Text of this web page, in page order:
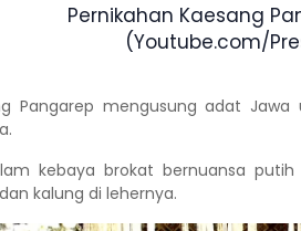
Pernikahan Kaesang
(Youtube.com/
Pangarep mengusung adat Jawa
kebaya brokat bernuansa
kalung di lehernya.